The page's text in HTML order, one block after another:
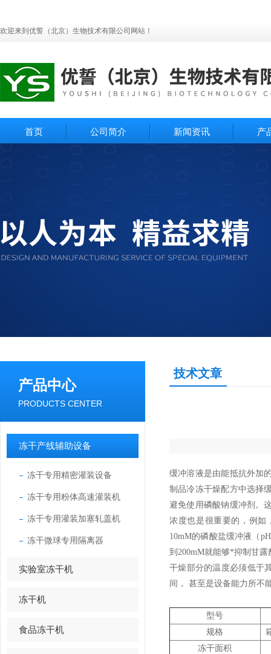
欢迎来到优誓（北京）生物技术有限公司网站！
首页 公司简介 新闻资讯 产
产品中心
PRODUCTS CENTER
冻干产线辅助设备
冻干专用精密灌装设备
冻干专用粉体高速灌装机
冻干专用灌装加塞轧盖机
冻干微球专用隔离器
实验室冻干机
冻干机
食品冻干机
技术文章
缓冲溶液是由能抵抗外加
制品冷冻干燥配方中选择
避免使用磷酸钠缓冲剂。
浓度也是很重要的 ，例
10mM的磷酸盐缓冲液（
到200mM就能够*抑制甘
干燥部分的温度必须低于
间， 甚至是设备能力所不
型号
规格
冻干面积